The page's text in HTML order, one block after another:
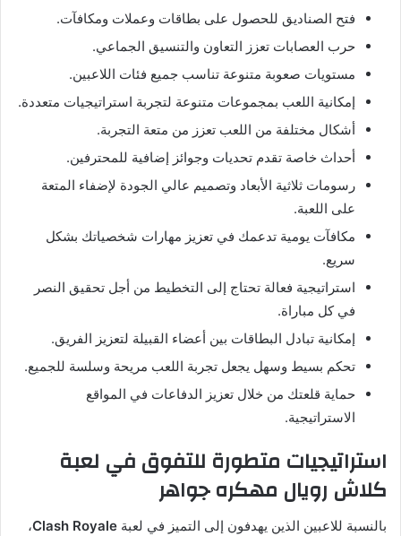
فتح الصناديق للحصول على بطاقات وعملات ومكافآت.
حرب العصابات تعزز التعاون والتنسيق الجماعي.
مستويات صعوبة متنوعة تناسب جميع فئات اللاعبين.
إمكانية اللعب بمجموعات متنوعة لتجربة استراتيجيات متعددة.
أشكال مختلفة من اللعب تعزز من متعة التجربة.
أحداث خاصة تقدم تحديات وجوائز إضافية للمحترفين.
رسومات ثلاثية الأبعاد وتصميم عالي الجودة لإضفاء المتعة
على اللعبة.
مكافآت يومية تدعمك في تعزيز مهارات شخصياتك بشكل
سريع.
استراتيجية فعالة تحتاج إلى التخطيط من أجل تحقيق النصر
في كل مباراة.
إمكانية تبادل البطاقات بين أعضاء القبيلة لتعزيز الفريق.
تحكم بسيط وسهل يجعل تجربة اللعب مريحة وسلسة للجميع.
حماية قلعتك من خلال تعزيز الدفاعات في المواقع
الاستراتيجية.
استراتيجيات متطورة للتفوق في لعبة
كلاش رويال مهكره جواهر
بالنسبة للاعبين الذين يهدفون إلى التميز في لعبة Clash Royale،